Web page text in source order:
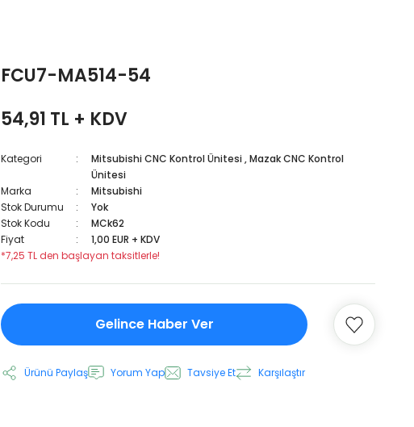
FCU7-MA514-54
54,91 TL + KDV
Kategori Mitsubishi CNC Kontrol Ünitesi,Mazak CNC Kontrol
Ünitesi
Marka
Mitsubishi
Stok Durumu
Yok
Stok Kodu
MCk62
Fiyat
1,00 EUR + KDV
*7,25 TL den başlayan taksitlerle!
Gelince Haber Ver
Ürünü Paylaş Yorum Yap Tavsiye Et Karşılaştır